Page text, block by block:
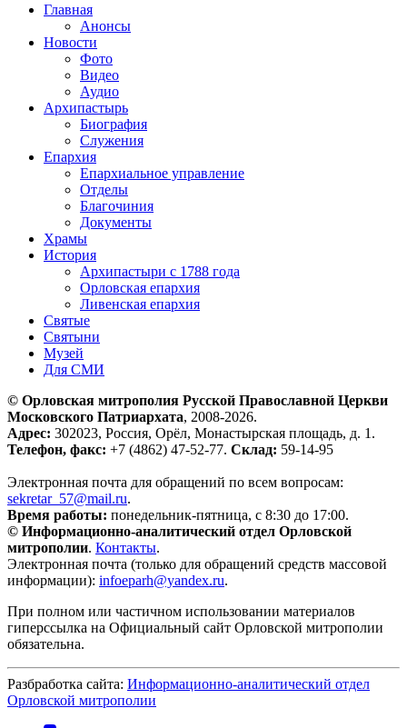
Главная
Анонсы
Новости
Фото
Видео
Аудио
Архипастырь
Биография
Служения
Епархия
Епархиальное управление
Отделы
Благочиния
Документы
Храмы
История
Архипастыри с 1788 года
Орловская епархия
Ливенская епархия
Святые
Святыни
Музей
Для СМИ
© Орловская митрополия Русской Православной Церкви
Московского Патриархата, 2008-2026.
Адрес: 302023, Россия, Орёл, Монастырская площадь, д. 1.
Телефон, факс: +7 (4862) 47-52-77. Склад: 59-14-95
Электронная почта для обращений по всем вопросам:
sekretar_57@mail.ru.
Время работы: понедельник-пятница, с 8:30 до 17:00.
© Информационно-аналитический отдел Орловской
митрополии. Контакты.
Электронная почта (только для обращений средств массовой
информации): infoeparh@yandex.ru.
При полном или частичном использовании материалов
гиперссылка на Официальный сайт Орловской митрополии
обязательна.
Разбработка сайта: Информационно-аналитический отдел
Орловской митрополии